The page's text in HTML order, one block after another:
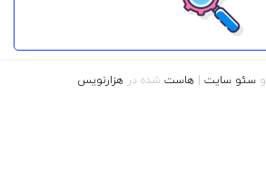
و سئو سایت | هاست شده در هزارنویس